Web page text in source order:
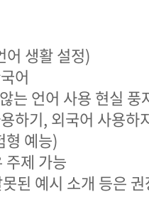
어 생활 설정)
어
는 언어 사용 현실 풍
하기, 외국어 사용하
형 예능)
제 가능
된 예시 소개 등은